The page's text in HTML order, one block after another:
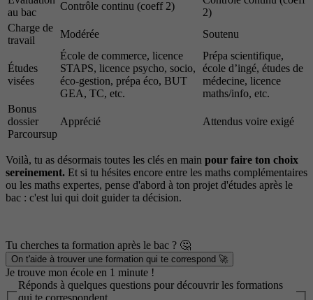
au bac
Contrôle continu (coeff 2)
2)
Charge de
travail
Modérée Soutenu
Études
visées
École de commerce, licence
STAPS, licence psycho, socio,
éco-gestion, prépa éco, BUT
GEA, TC, etc.
Prépa scientifique,
école d’ingé, études de
médecine, licence
maths/info, etc.
Bonus
dossier
Parcoursup
Apprécié Attendus voire exigé
Voilà, tu as désormais toutes les clés en main pour faire ton choix
sereinement. Et si tu hésites encore entre les maths complémentaires
ou les maths expertes, pense d'abord à ton projet d'études après le
bac : c'est lui qui doit guider ta décision.
Tu cherches ta formation après le bac ? 🤔
On t'aide à trouver une formation qui te correspond 🚀
Je trouve mon école en 1 minute !
Réponds à quelques questions pour découvrir les formations